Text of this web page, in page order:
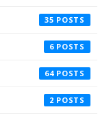
35
6
64
2